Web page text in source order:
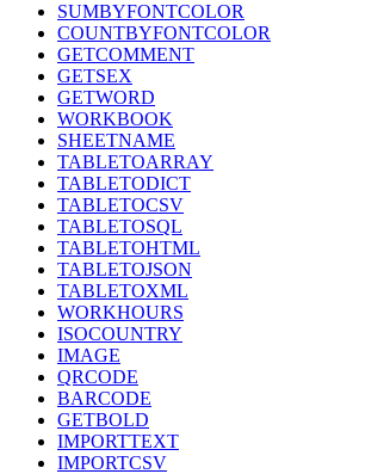
SUMBYFONTCOLOR
COUNTBYFONTCOLOR
GETCOMMENT
GETSEX
GETWORD
WORKBOOK
SHEETNAME
TABLETOARRAY
TABLETODICT
TABLETOCSV
TABLETOSQL
TABLETOHTML
TABLETOJSON
TABLETOXML
WORKHOURS
ISOCOUNTRY
IMAGE
QRCODE
BARCODE
GETBOLD
IMPORTTEXT
IMPORTCSV